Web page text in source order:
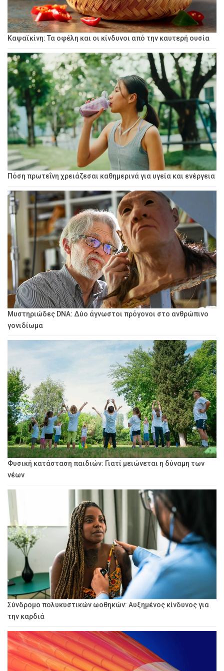
Καψαϊκίνη: Τα οφέλη και οι κίνδυνοι από την καυτερή ουσία
Πόση πρωτεΐνη χρειάζεσαι καθημερινά για υγεία και ενέργεια
Μυστηριώδες DNA: Δύο άγνωστοι πρόγονοι στο ανθρώπινο
γονιδίωμα
Φυσική κατάσταση παιδιών: Γιατί μειώνεται η δύναμη των
νέων
Σύνδρομο πολυκυστικών ωοθηκών: Αυξημένος κίνδυνος για
την καρδιά